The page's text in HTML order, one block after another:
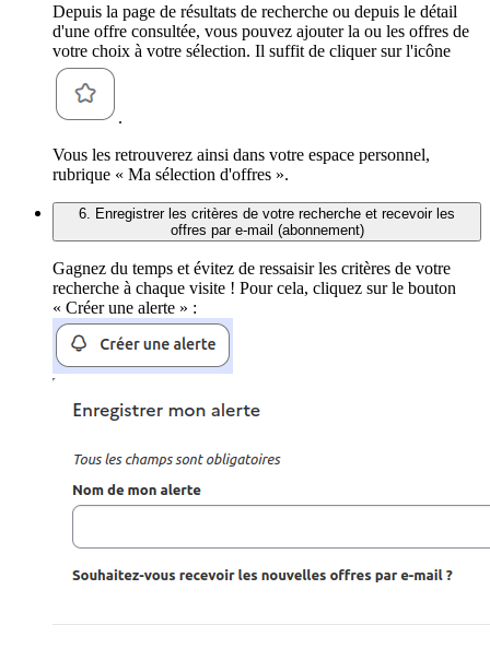
Depuis la page de résultats de recherche ou depuis le détail
d'une offre consultée, vous pouvez ajouter la ou les offres de
votre choix à votre sélection. Il suffit de cliquer sur l'icône
.
Vous les retrouverez ainsi dans votre espace personnel,
rubrique « Ma sélection d'offres ».
6. Enregistrer les critères de votre recherche et recevoir les
offres par e-mail (abonnement)
Gagnez du temps et évitez de ressaisir les critères de votre
recherche à chaque visite ! Pour cela, cliquez sur le bouton
« Créer une alerte » :